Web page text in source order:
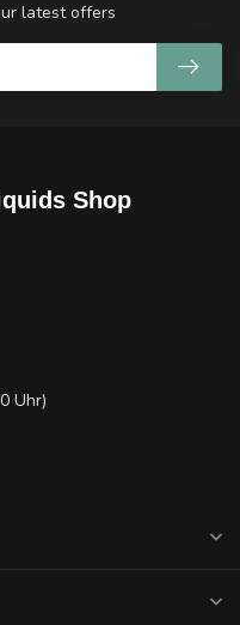
latest offers
Shop
Uhr)